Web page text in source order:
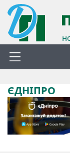
ЄДНІПРО